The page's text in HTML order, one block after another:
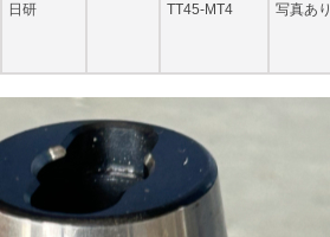
日研 TT45-MT4 写真あ